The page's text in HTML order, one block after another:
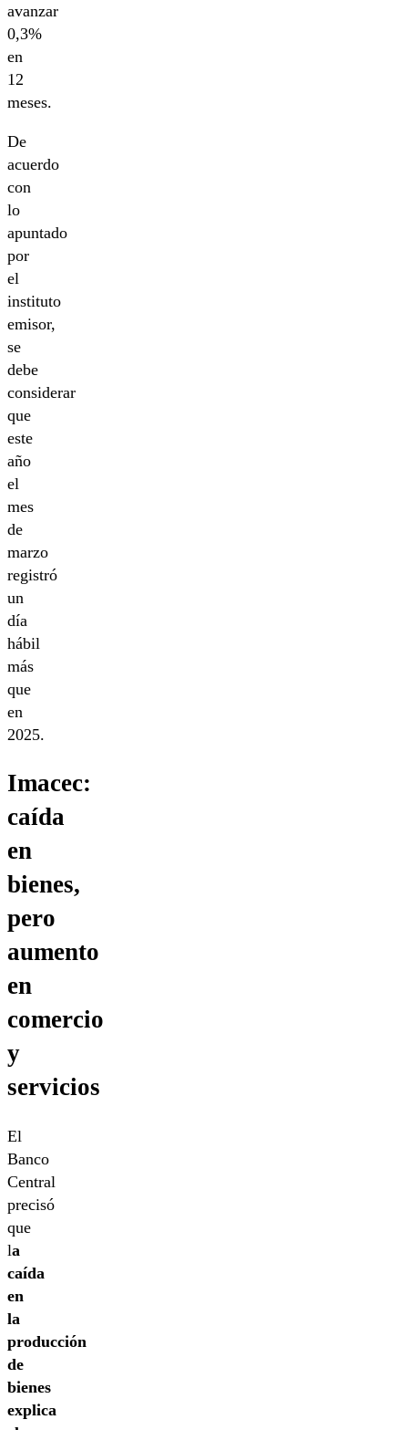
avanzar
0,3%
en
12
meses.
De
acuerdo
con
lo
apuntado
por
el
instituto
emisor,
se
debe
considerar
que
este
año
el
mes
de
marzo
registró
un
día
hábil
más
que
en
2025.
Imacec:
caída
en
bienes,
pero
aumento
en
comercio
y
servicios
El
Banco
Central
precisó
que
la
caída
en
la
producción
de
bienes
explica